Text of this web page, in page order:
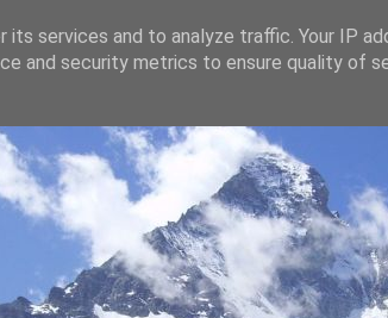
services and to analyze traffic. Your IP
and security metrics to ensure quality of